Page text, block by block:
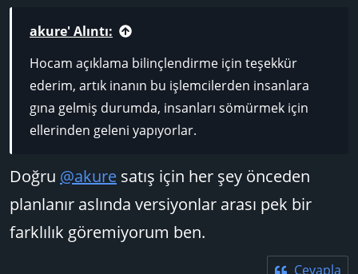
akure' Alıntı:
Hocam açıklama bilinçlendirme için teşekkür
ederim, artık inanın bu işlemcilerden insanlara
gına gelmiş durumda, insanları sömürmek için
ellerinden geleni yapıyorlar.
Doğru @akure satış için her şey önceden
planlanır aslında versiyonlar arası pek bir
farklılık göremiyorum ben.
Cevapla